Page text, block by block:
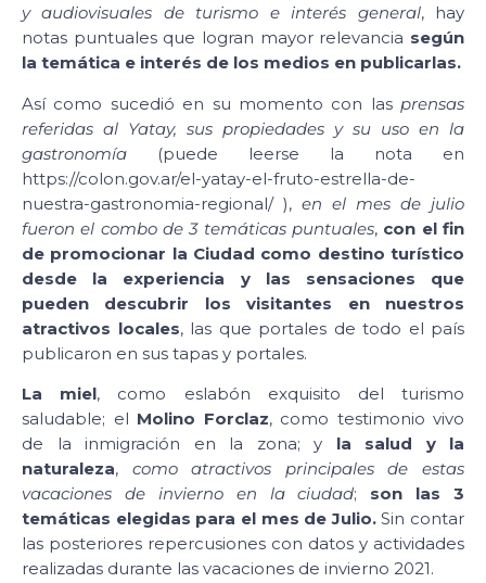
y audiovisuales de turismo e interés general, hay
notas puntuales que logran mayor relevancia según
la temática e interés de los medios en publicarlas.
Así como sucedió en su momento con las prensas
referidas al Yatay, sus propiedades y su uso en la
gastronomía (puede leerse la nota en
https://colon.gov.ar/el-yatay-el-fruto-estrella-de-
nuestra-gastronomia-regional/ ), en el mes de julio
fueron el combo de 3 temáticas puntuales, con el fin
de promocionar la Ciudad como destino turístico
desde la experiencia y las sensaciones que
pueden descubrir los visitantes en nuestros
atractivos locales, las que portales de todo el país
publicaron en sus tapas y portales.
La miel, como eslabón exquisito del turismo
saludable; el Molino Forclaz, como testimonio vivo
de la inmigración en la zona; y la salud y la
naturaleza, como atractivos principales de estas
vacaciones de invierno en la ciudad; son las 3
temáticas elegidas para el mes de Julio.Sin contar
las posteriores repercusiones con datos y actividades
realizadas durante las vacaciones de invierno 2021.